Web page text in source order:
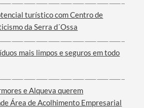
turístico com Centro de
da Serra d´Ossa
mais limpos e seguros em todo
e Alqueva querem
Área de Acolhimento Empresarial